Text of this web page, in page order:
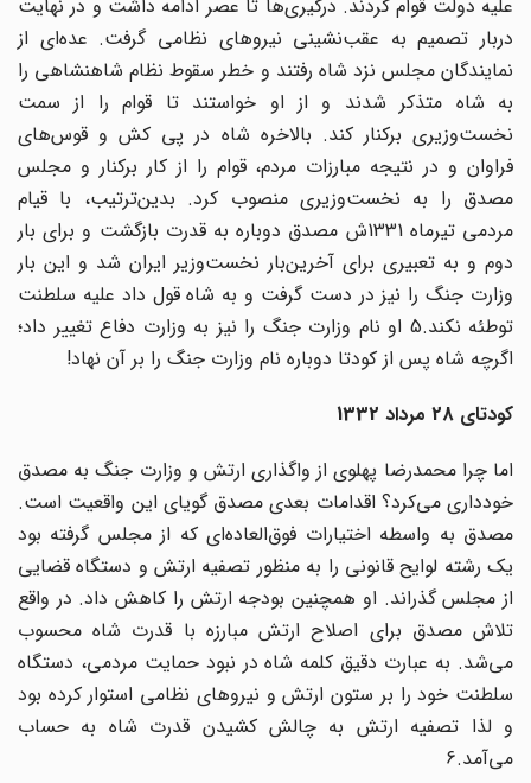
علیه دولت قوام کردند. درگیری‌ها تا عصر ادامه داشت و در نهایت
دربار تصمیم به عقب‌نشینی نیروهای نظامی گرفت. عده‌ای از
نمایندگان مجلس نزد شاه رفتند و خطر سقوط نظام شاهنشاهی را
به شاه متذکر شدند و از او خواستند تا قوام را از سمت
نخست‌وزیری برکنار کند. بالاخره شاه در پی کش و قوس‌های
فراوان و در نتیجه مبارزات مردم، قوام را از کار برکنار و مجلس
مصدق را به نخست‌وزیری منصوب کرد. بدین‌ترتیب، با قیام
مردمی تیرماه 1331ش مصدق دوباره به قدرت بازگشت و برای بار
دوم و به تعبیری برای آخرین‌بار نخست‌وزیر ایران شد و این بار
وزارت جنگ را نیز در دست گرفت و به شاه قول داد علیه سلطنت
توطئه نکند.5 او نام وزارت جنگ را نیز به وزارت دفاع تغییر داد؛
اگرچه شاه پس از کودتا دوباره نام وزارت جنگ را بر آن نهاد!
کودتای 28 مرداد 1332
اما چرا محمدرضا پهلوی از واگذاری ارتش و وزارت جنگ به مصدق
خودداری می‌کرد؟ اقدامات بعدی مصدق گویای این واقعیت است.
مصدق به واسطه اختیارات فوق‌العاده‌ای که از مجلس گرفته بود
یک رشته لوایح قانونی را به منظور تصفیه ارتش و دستگاه قضایی
از مجلس گذراند. او همچنین بودجه ارتش را کاهش داد. در واقع
تلاش مصدق برای اصلاح ارتش مبارزه با قدرت شاه محسوب
می‌شد. به عبارت دقیق کلمه شاه در نبود حمایت مردمی، دستگاه
سلطنت خود را بر ستون ارتش و نیروهای نظامی استوار کرده بود
و لذا تصفیه ارتش به چالش کشیدن قدرت شاه به حساب
می‌آمد.6